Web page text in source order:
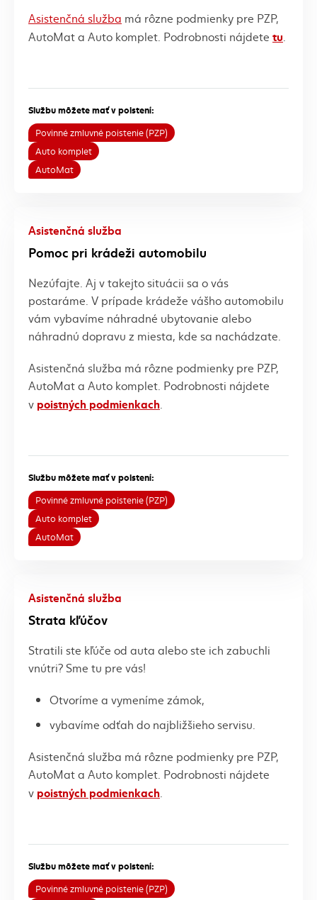
Asistenčná služba má rôzne podmienky pre PZP,
AutoMat a Auto komplet. Podrobnosti nájdete tu
Službu môžete mať v poistení:
Povinné zmluvné poistenie (PZP)
Auto komplet
AutoMat
Asistenčná služba
Pomoc pri krádeži automobilu
Nezúfajte. Aj v takejto situácii sa o vás
postaráme. V prípade krádeže vášho automobilu
vám vybavíme náhradné ubytovanie alebo
náhradnú dopravu z miesta, kde sa nachádzate.
Asistenčná služba má rôzne podmienky pre PZP,
AutoMat a Auto komplet. Podrobnosti nájdete
v poistných podmienkach
Službu môžete mať v poistení:
Povinné zmluvné poistenie (PZP)
Auto komplet
AutoMat
Asistenčná služba
Strata kľúčov
Stratili ste kľúče od auta alebo ste ich zabuchli
vnútri? Sme tu pre vás!
Otvoríme a vymeníme zámok,
vybavíme odťah do najbližšieho servisu.
Asistenčná služba má rôzne podmienky pre PZP,
AutoMat a Auto komplet. Podrobnosti nájdete
v poistných podmienkach
Službu môžete mať v poistení:
Povinné zmluvné poistenie (PZP)